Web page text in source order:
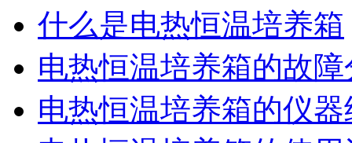
​什么是电热恒温培养箱
电热恒温培养箱的故障
电热恒温培养箱的仪